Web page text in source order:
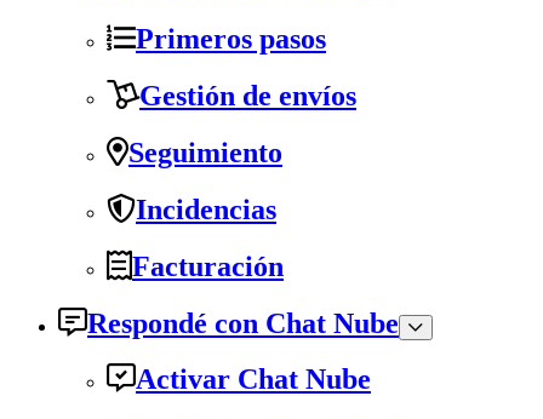
Primeros pasos
Gestión de envíos
Seguimiento
Incidencias
Facturación
Respondé con Chat Nube
Activar Chat Nube